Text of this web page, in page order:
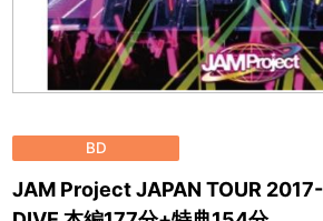
BD
JAM Project JAPAN TOUR